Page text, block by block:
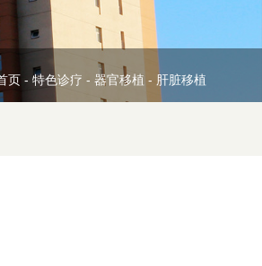
页 - 特色诊疗 - 器官移植 - 肝脏移植